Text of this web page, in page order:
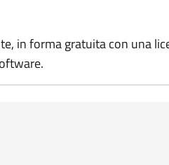
in forma gratuita con una